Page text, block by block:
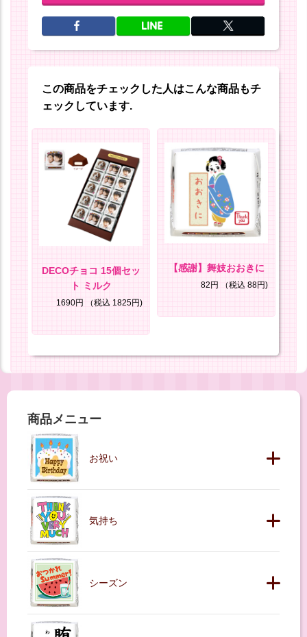
この商品をチェックした人はこんな商品もチ
ェックしています.
DECOチョコ 15個セッ
ト ミルク
1690円 （税込 1825円)
【感謝】舞妓おおきに
82円 （税込 88円)
商品メニュー
お祝い
気持ち
シーズン